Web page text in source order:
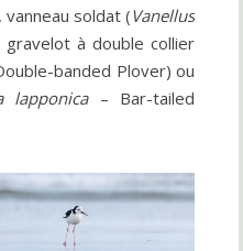
soldat (Vanellus
à double collier
banded Plover) ou
lapponica – Bar-tailed